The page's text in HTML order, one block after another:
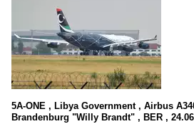
5A-ONE , Libya Government , Airbus
Brandenburg "Willy Brandt" , BER ,